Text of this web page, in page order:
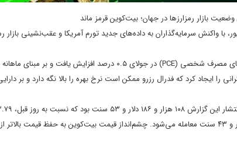
بازار رمزارزها در جهان؛ بیت‌کوین قرمز ماند
با واکنش سرمایه‌گذاران به داده‌های جدید تورم آمریکا و عقب‌نشینی بازار
را ایجاد کرد که فدرال رزرو ممکن است نرخ بهره را بالا نگه دارد و بر